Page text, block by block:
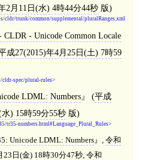
2月11日(水) 4時44分44秒版)
cldr/trunk/common/supplemental/pluralRanges.xml
CLDR - Unicode Common Locale
成27(2015)年4月25日(土) 7時59
spec/plural-rules
LDML: Numbers (平成
) 15時59分55秒版)
tr35-numbers.html#Language_Plural_Rules
Unicode LDML: Numbers
令和
23日(金) 18時30分47秒, 令和